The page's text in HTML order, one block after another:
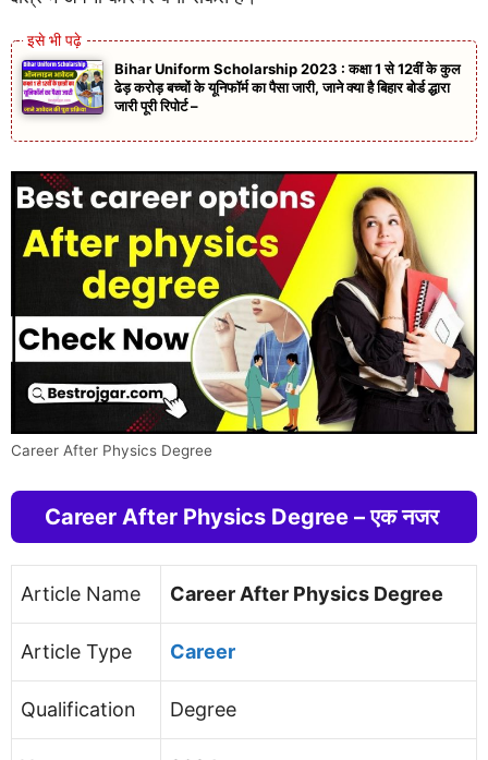
Bihar Uniform Scholarship 2023 : कक्षा 1 से 12वीं के कुल
ढेड़ करोड़ बच्चों के यूनिफॉर्म का पैसा जारी, जाने क्या है बिहार बोर्ड द्धारा
जारी पूरी रिपोर्ट –
Career After Physics Degree
Career After Physics Degree – एक नजर
Article Name Career After Physics Degree
Article Type Career
Qualification Degree